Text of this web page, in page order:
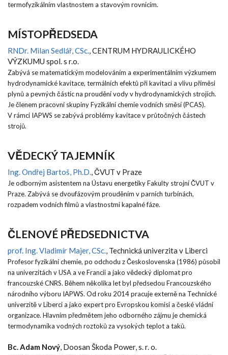
termofyzikálním vlastnostem a stavovým rovnicím.
MÍSTOPŘEDSEDA
RNDr. Milan Sedlář, CSc., CENTRUM HYDRAULICKÉHO
VÝZKUMU spol. s r.o.
Zabývá se matematickým modelováním a experimentálním výzkumem
hydrodynamické kavitace, termálních efektů při kavitaci a vlivu příměsi
plynů a pevných částic na proudění vody v hydrodynamických strojích.
Je členem pracovní skupiny Fyzikální chemie vodních směsí (PCAS).
V rámci IAPWS se zabývá problémy kavitace v průtočných částech
strojů.
VĚDECKÝ TAJEMNÍK
Ing. Ondřej Bartoš, Ph.D., ČVUT v Praze
Je odborným asistentem na Ústavu energetiky Fakulty strojní ČVUT v
Praze. Zabývá se dvoufázovým prouděním v parních turbínách,
rozpadem vodních filmů a vlastnostmi kapalné fáze.
ČLENOVÉ PŘEDSEDNICTVA
prof. Ing. Vladimír Majer, CSc., Technická univerzita v Liberci
Profesor fyzikální chemie, po odchodu z Československa (1986) působil
na univerzitách v USA a ve Francii a jako vědecký diplomat pro
francouzské CNRS. Během několika let byl předsedou Francouzského
národního výboru IAPWS. Od roku 2014 pracuje externě na Technické
univerzitě v Liberci a jako expert pro Evropskou komisi a české vládní
organizace. Hlavním předmětem jeho odborného zájmu je chemická
termodynamika vodných roztoků za vysokých teplot a taků.
Bc. Adam Nový, Doosan Škoda Power, s. r. o.